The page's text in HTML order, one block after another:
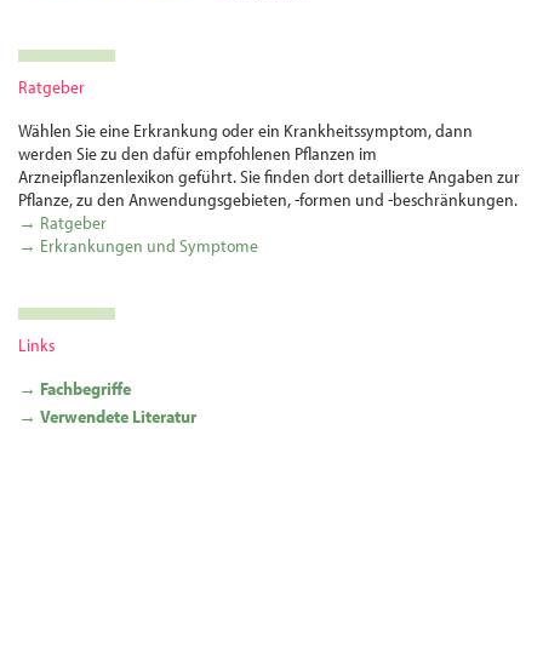
Ratgeber
Wählen Sie eine Erkrankung oder ein Krankheitssymptom, dann
werden Sie zu den dafür empfohlenen Pflanzen im
Arzneipflanzenlexikon geführt. Sie finden dort detaillierte Angaben zur
Pflanze, zu den Anwendungsgebieten, -formen und -beschränkungen.
→ Ratgeber
→ Erkrankungen und Symptome
Links
→ Fachbegriffe
→ Verwendete Literatur